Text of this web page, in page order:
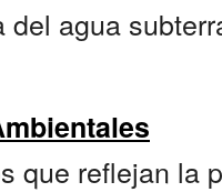
agua
que reflejan la